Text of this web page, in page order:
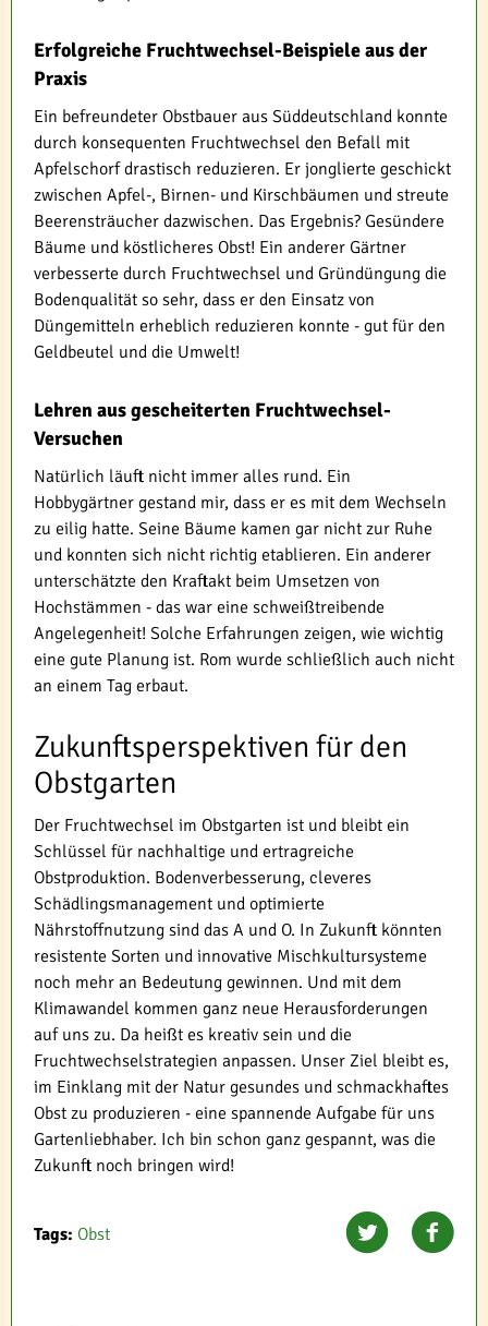
Erfolgreiche Fruchtwechsel-Beispiele aus der
Praxis
Ein befreundeter Obstbauer aus Süddeutschland konnte
durch konsequenten Fruchtwechsel den Befall mit
Apfelschorf drastisch reduzieren. Er jonglierte geschickt
zwischen Apfel-, Birnen- und Kirschbäumen und streute
Beerensträucher dazwischen. Das Ergebnis? Gesündere
Bäume und köstlicheres Obst! Ein anderer Gärtner
verbesserte durch Fruchtwechsel und Gründüngung die
Bodenqualität so sehr, dass er den Einsatz von
Düngemitteln erheblich reduzieren konnte - gut für den
Geldbeutel und die Umwelt!
Lehren aus gescheiterten Fruchtwechsel-
Versuchen
Natürlich läuft nicht immer alles rund. Ein
Hobbygärtner gestand mir, dass er es mit dem Wechseln
zu eilig hatte. Seine Bäume kamen gar nicht zur Ruhe
und konnten sich nicht richtig etablieren. Ein anderer
unterschätzte den Kraftakt beim Umsetzen von
Hochstämmen - das war eine schweißtreibende
Angelegenheit! Solche Erfahrungen zeigen, wie wichtig
eine gute Planung ist. Rom wurde schließlich auch nicht
an einem Tag erbaut.
Zukunftsperspektiven für den
Obstgarten
Der Fruchtwechsel im Obstgarten ist und bleibt ein
Schlüssel für nachhaltige und ertragreiche
Obstproduktion. Bodenverbesserung, cleveres
Schädlingsmanagement und optimierte
Nährstoffnutzung sind das A und O. In Zukunft könnten
resistente Sorten und innovative Mischkultursysteme
noch mehr an Bedeutung gewinnen. Und mit dem
Klimawandel kommen ganz neue Herausforderungen
auf uns zu. Da heißt es kreativ sein und die
Fruchtwechselstrategien anpassen. Unser Ziel bleibt es,
im Einklang mit der Natur gesundes und schmackhaftes
Obst zu produzieren - eine spannende Aufgabe für uns
Gartenliebhaber. Ich bin schon ganz gespannt, was die
Zukunft noch bringen wird!
Tags: Obst